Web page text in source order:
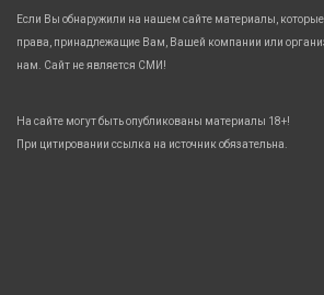
Если Вы обнаружили на нашем сайте материалы,
права, принадлежащие Вам, Вашей компании или
нам. Сайт не является СМИ!
На сайте могут быть опубликованы материалы 18+!
При цитировании ссылка на источник обязательна.